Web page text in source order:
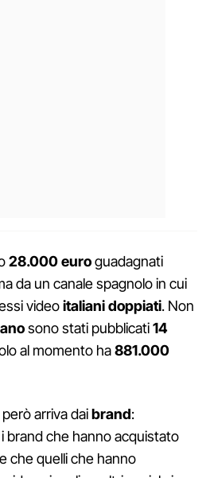
28.000 euroguadagnati
da un canale spagnolo in cui
videoitaliani doppiati. Non
sono stati pubblicati14
al momento ha881.000
arriva daibrand:
brand che hanno acquistato
che quelli che hanno